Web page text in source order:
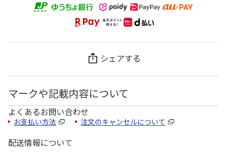
シェアする
マークや記載内容について
よくあるお問い合わせ
お支払い方法 注文のキャンセルについて
配送情報について